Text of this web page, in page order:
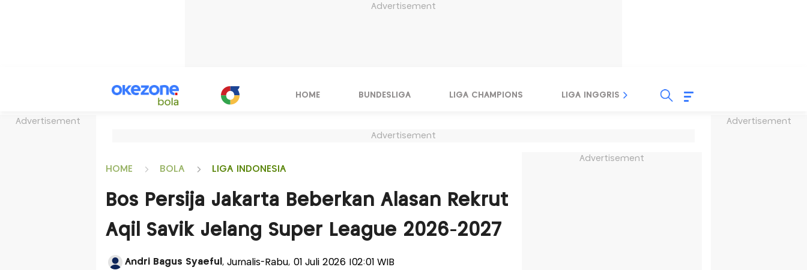
Advertisement
Advertisement Advertisement
HOME BUNDESLIGA LIGA CHAMPIONS LIGA INGGRIS LIGA ITALIA
Advertisement
HOME BOLA LIGA INDONESIA
Bos Persija Jakarta Beberkan Alasan Rekrut
Aqil Savik Jelang Super League 2026-2027
Andri Bagus Syaeful , Jurnalis-Rabu, 01 Juli 2026 |02:01 WIB
Advertisement